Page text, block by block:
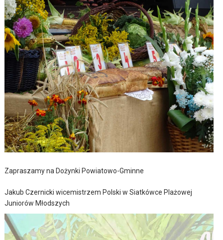
Zapraszamy na Dożynki Powiatowo-Gminne
Jakub Czernicki wicemistrzem Polski w Siatkówce Plażowej
Juniorów Młodszych